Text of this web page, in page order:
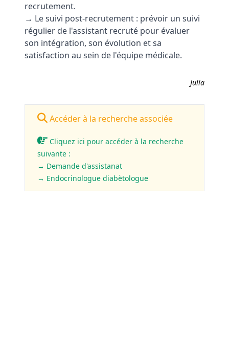
recrutement.
→ Le suivi post-recrutement : prévoir un suivi
régulier de l'assistant recruté pour évaluer
son intégration, son évolution et sa
satisfaction au sein de l'équipe médicale.
Julia
Accéder à la recherche associée
Cliquez ici pour accéder à la recherche
suivante :
→ Demande d'assistanat
→ Endocrinologue diabètologue